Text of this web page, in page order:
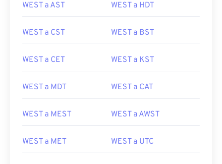
WEST a AST WEST a HDT
WEST a CST WEST a BST
WEST a CET WEST a KST
WEST a MDT WEST a CAT
WEST a MEST WEST a AWST
WEST a MET WEST a UTC